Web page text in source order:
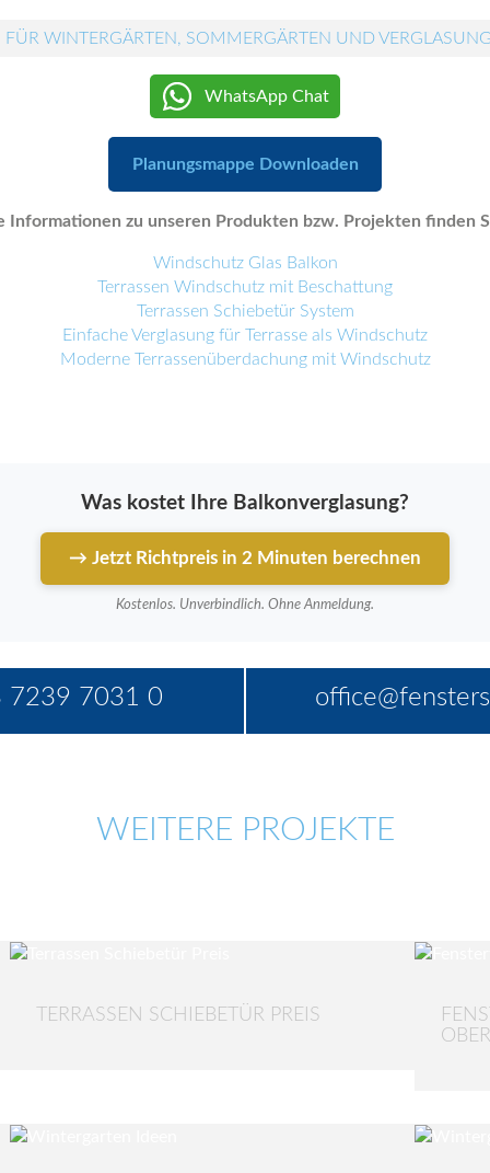
WINTERGÄRTEN, SOMMERGÄRTEN UND
WhatsApp Chat
Planungsmappe Downloaden
Informationen zu unseren Produkten bzw. Projekten finden
Windschutz Glas Balkon
Terrassen Windschutz mit Beschattung
Terrassen Schiebetür System
Einfache Verglasung für Terrasse als Windschutz
Moderne Terrassenüberdachung mit Windschutz
Was kostet Ihre Balkonverglasung?
→ Jetzt Richtpreis in 2 Minuten berechnen
Kostenlos. Unverbindlich. Ohne Anmeldung.
7239 7031 0
WEITERE PROJEKTE
TERRASSEN SCHIEBETÜR PREIS